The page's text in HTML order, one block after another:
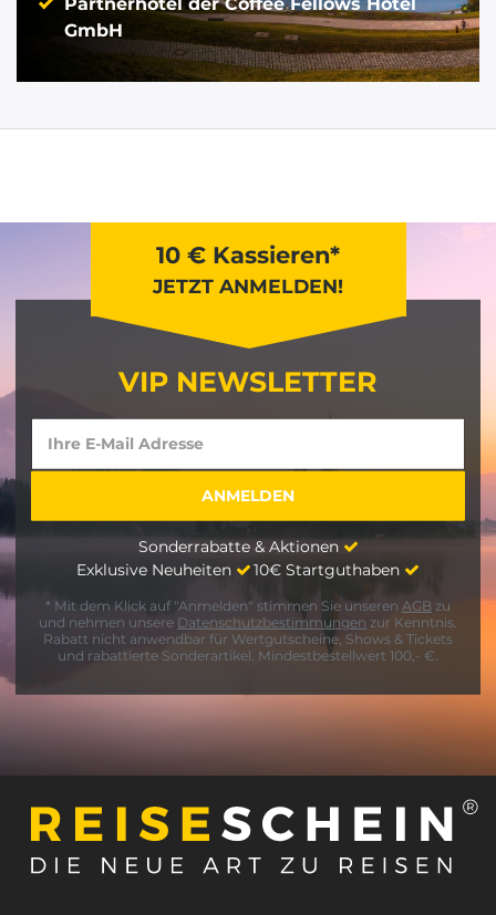
GmbH
10 € Kassieren*
JETZT ANMELDEN!
VIP NEWSLETTER
Sonderrabatte & Aktionen
Exklusive Neuheiten
10€ Startguthaben
* Mit dem Klick auf "Anmelden" stimmen Sie unseren AGB zu
und nehmen unsere Datenschutzbestimmungen zur Kenntnis.
Rabatt nicht anwendbar für Wertgutscheine, Shows & Tickets
und rabattierte Sonderartikel. Mindestbestellwert 100,- €.